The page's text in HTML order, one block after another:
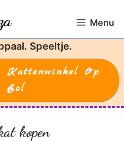
Menu
Speeltje.
Kattenwinkel Op
Bol
kopen